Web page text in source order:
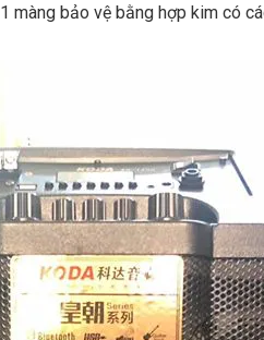
bảo vệ bằng hợp kim có